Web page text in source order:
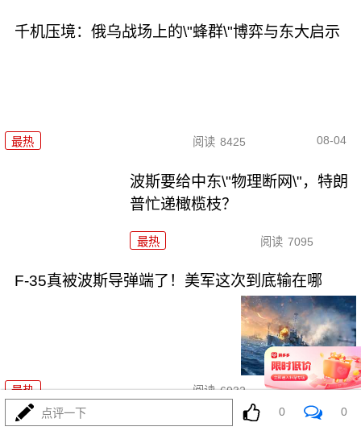
千机压境：俄乌战场上的\"蜂群\"博弈与东大启示
最热 阅读 8425 08-04
波斯要给中东\"物理断网\"，特朗
普忙递橄榄枝？
最热 阅读 7095
F-35真被波斯导弹端了！美军这次到底输在哪
最热 阅读 6932 08-04
算了不打了？特朗普这脚刹车，
点评一下 0 0